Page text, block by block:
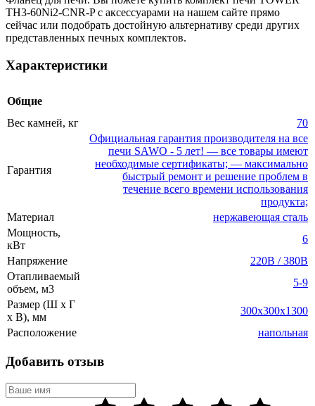
TH3-60Ni2-CNR-P с аксессуарами на нашем сайте прямо
сейчас или подобрать достойную альтернативу среди других
представленных печных комплектов.
Характеристики
Общие
Вес камней, кг
70
Гарантия
Официальная гарантия производителя на все
печи SAWO - 5 лет! — все товары имеют
необходимые сертификаты; — максимально
быстрый ремонт и решение проблем в
течение всего времени использования
продукта;
Материал
нержавеющая сталь
Мощность,
кВт
6
Напряжение
220В / 380В
Отапливаемый
объем, м3
5-9
Размер (Ш x Г
x В), мм
300x300x1300
Расположение
напольная
Добавить отзыв